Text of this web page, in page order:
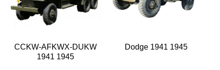
CCKW-AFKWX-DUKW
1941 1945
Dodge 1941 1945